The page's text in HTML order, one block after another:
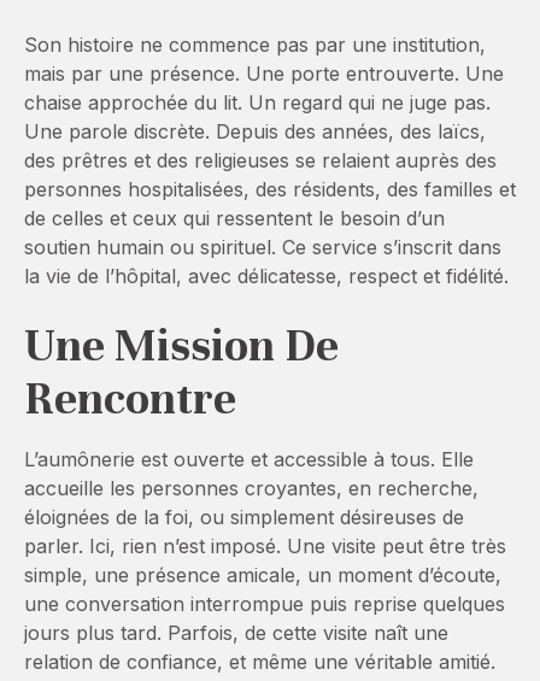
Son histoire ne commence pas par une institution,
mais par une présence. Une porte entrouverte. Une
chaise approchée du lit. Un regard qui ne juge pas.
Une parole discrète. Depuis des années, des laïcs,
des prêtres et des religieuses se relaient auprès des
personnes hospitalisées, des résidents, des familles et
de celles et ceux qui ressentent le besoin d’un
soutien humain ou spirituel. Ce service s’inscrit dans
la vie de l’hôpital, avec délicatesse, respect et fidélité.
Une Mission De
Rencontre
L’aumônerie est ouverte et accessible à tous. Elle
accueille les personnes croyantes, en recherche,
éloignées de la foi, ou simplement désireuses de
parler. Ici, rien n’est imposé. Une visite peut être très
simple, une présence amicale, un moment d’écoute,
une conversation interrompue puis reprise quelques
jours plus tard. Parfois, de cette visite naît une
relation de confiance, et même une véritable amitié.